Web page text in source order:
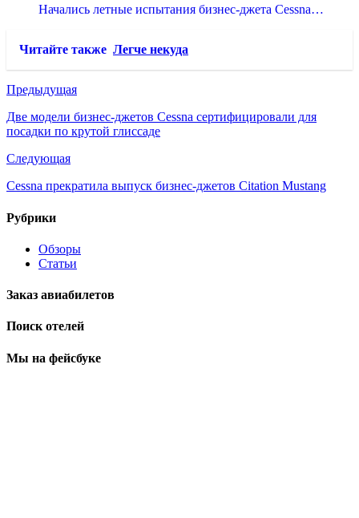
Начались летные испытания бизнес-джета Cessna…
Читайте также Легче некуда
Предыдущая
Две модели бизнес-джетов Cessna сертифицировали для
посадки по крутой глиссаде
Следующая
Cessna прекратила выпуск бизнес-джетов Citation Mustang
Рубрики
Обзоры
Статьи
Заказ авиабилетов
Поиск отелей
Мы на фейсбуке